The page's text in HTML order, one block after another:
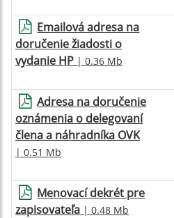
Emailová adresa na
doručenie žiadosti o
vydanie HP | 0.36 Mb
Adresa na doručenie
oznámenia o delegovaní
člena a náhradníka OVK
| 0.51 Mb
Menovací dekrét pre
zapisovateľa | 0.48 Mb